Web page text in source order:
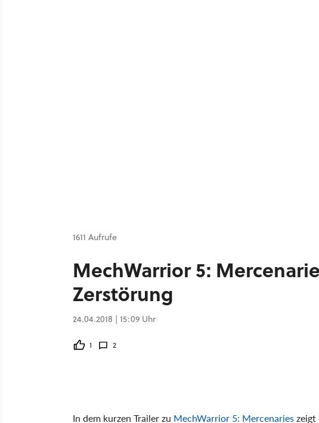
1611 Aufrufe
MechWarrior 5:
Zerstörung
24.04.2018 | 15:09 Uhr
1 2
In dem kurzen Trailer zu MechWarrior 5: Mercenarieszeigt